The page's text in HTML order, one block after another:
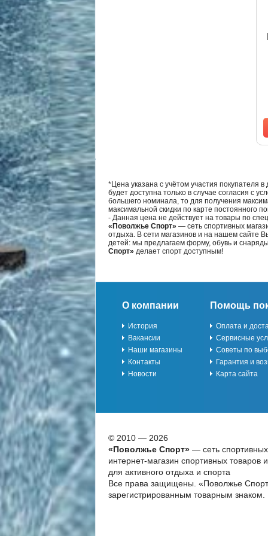
*Цена указана с учётом участия покупателя
будет доступна только в случае согласия с
большего номинала, то для получения
максимальной скидки по карте постоянного
- Данная цена не действует на товары по
«Поволжье Спорт» — сеть спортивных
отдыха. В сети магазинов и на нашем сайте
детей: мы предлагаем форму, обувь и
Спорт» делает спорт доступным!
О компании
История
Вакансии
Наши магазины
Контакты
Новости
Помощь
Оплата и
Сервисные
Советы по
Гарантия и
Карта сайта
© 2010 — 2026
«Поволжье Спорт»— сеть
интернет-магазин спортивных товаров
для активного отдыха и спорта
Все права защищены. «Поволжье
зарегистрированным товарным знаком.